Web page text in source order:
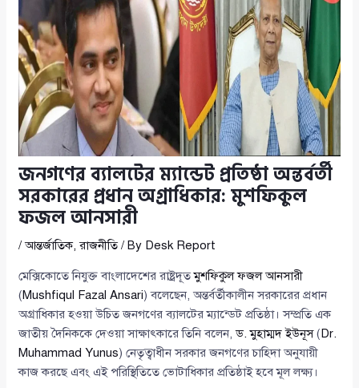
জনগণের ব্যালটের ম্যান্ডেট প্রতিষ্ঠা অন্তর্বর্তী
সরকারের প্রধান অগ্রাধিকার: মুশফিকুল
ফজল আনসারী
/আন্তর্জাতিক,রাজনীতি/ By Desk Report
মেক্সিকোতে নিযুক্ত বাংলাদেশের রাষ্ট্রদূতমুশফিকুল ফজল আনসারী
(Mushfiqul Fazal Ansari) বলেছেন, অন্তর্বর্তীকালীন সরকারের প্রধান
অগ্রাধিকার হওয়া উচিত জনগণের ব্যালটের ম্যান্ডেট প্রতিষ্ঠা। সম্প্রতি এক
জাতীয় দৈনিককে দেওয়া সাক্ষাৎকারে তিনি বলেন,ড. মুহাম্মদ ইউনূস( Dr.
Muhammad Yunus) নেতৃত্বাধীন সরকার জনগণের চাহিদা অনুযায়ী
কাজ করছে এবং এই পরিস্থিতিতে ভোটাধিকার প্রতিষ্ঠাই হবে মূল লক্ষ্য।